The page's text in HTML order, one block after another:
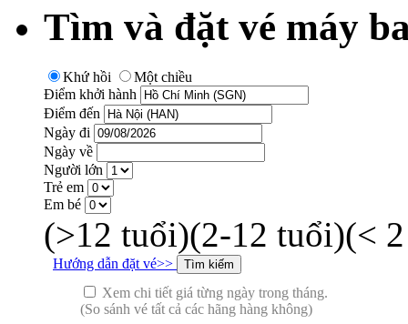
Tìm và đặt vé máy
Khứ hồi
Một chiều
Điểm khởi hành
Điểm đến
Ngày đi
Ngày về
Người lớn
Trẻ em
Em bé
(>12 tuổi)(2-12 tuổi)(<
Hướng dẫn đặt vé>>
Xem chi tiết giá từng ngày trong tháng.
(So sánh vé tất cả các hãng hàng không)